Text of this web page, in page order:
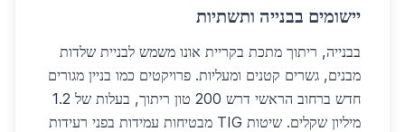
יישומים בבנייה ותשתיות
בבנייה, ריתוך מתכת בקריית אונו משמש לבניית שלדות
מבנים, גשרים קטנים ומעליות. פרויקטים כמו בניין מגורים
חדש ברחוב הראשי דרש 200 טון ריתוך, בעלות של 1.2
מיליון שקלים. שיטות TIG מבטיחות עמידות בפני רעידות